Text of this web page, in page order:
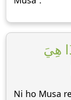
هِيَ
Ni ho Musa